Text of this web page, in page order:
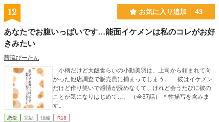
12 お気に入り追加 43
あなたでお腹いっぱいです…能面イケメンは私のコレがお好
きみたい
茜琉ぴーたん
小柄だけど大飯食らいの小動美羽は、上司から頼まれて向
かった他店調査で販売員に捕まってしまう。 彼はイケメン
だけど作り笑いで感情が読めなくて、けれど会うたびに彼の
ことが気になりはじめて…。 （全37話） ＊性描写を含みま
す。
恋愛 完結 短編 R18